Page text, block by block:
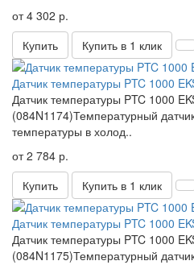
от 4 302 р.
Купить
Купить в 1 клик
Датчик температуры PTC 1000
Датчик температуры PTC 1000
(084N1174)Температурный
температуры в холод..
от 2 784 р.
Купить
Купить в 1 клик
Датчик температуры PTC 1000
Датчик температуры PTC 1000
(084N1175)Температурный